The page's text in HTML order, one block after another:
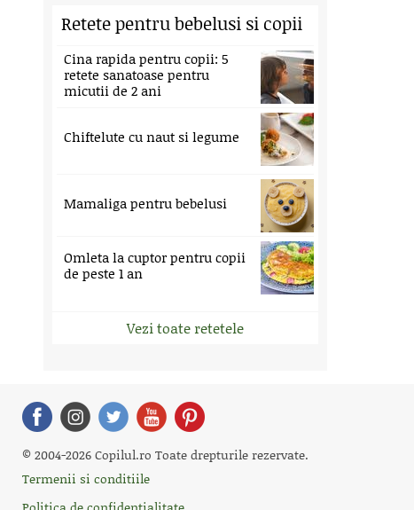
Retete pentru bebelusi si copii
Cina rapida pentru copii: 5
retete sanatoase pentru
micutii de 2 ani
Chiftelute cu naut si legume
Mamaliga pentru bebelusi
Omleta la cuptor pentru copii
de peste 1 an
Vezi toate retetele
© 2004-2026 Copilul.ro Toate drepturile rezervate.
Termenii si conditiile